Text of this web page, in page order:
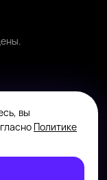
поиска платных
для личного
с целью поиска
вы
Политике